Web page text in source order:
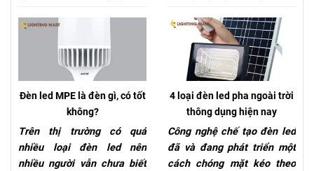
giá cả sản phẩm? Hôm nay
bạn nơi loại đèn trang trí này
một vực” so với các loại bóng
đèn sợi đốt ngày xưa dù thiết
kế bên ngoài khá giống. Hôm
nay chúng ta hãy cùng tìm
hiểu về loại đèn led siêu sáng
này xem nó có điều gì tân tiến
Đèn led MPE là đèn gì, có tốt
không?
Trên thị trường có quá
nhiều loại đèn led nên
nhiều người vẫn chưa biết
4 loại đèn led pha ngoài trời
thông dụng hiện nay
Công nghệ chế tạo đèn led
đã và đang phát triển một
cách chóng mặt kéo theo